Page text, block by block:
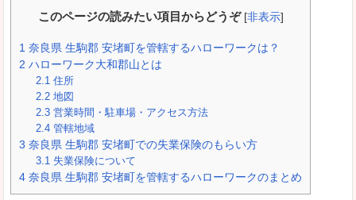
このページの読みたい項目からどうぞ [非表示]
1 奈良県 生駒郡 安堵町を管轄するハローワークは？
2 ハローワーク大和郡山とは
2.1 住所
2.2 地図
2.3 営業時間・駐車場・アクセス方法
2.4 管轄地域
3 奈良県 生駒郡 安堵町での失業保険のもらい方
3.1 失業保険について
4 奈良県 生駒郡 安堵町を管轄するハローワークのまとめ